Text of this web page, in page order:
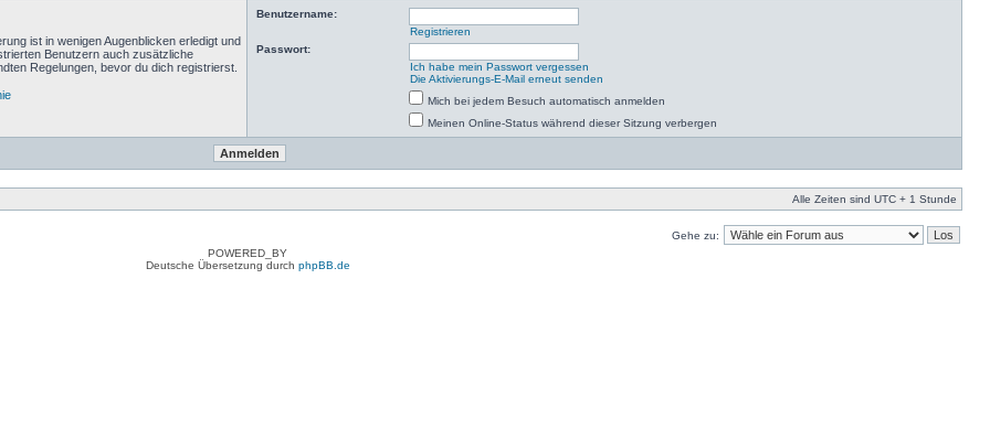
ist in wenigen Augenblicken erledigt und
Benutzern auch zusätzliche
Regelungen, bevor du dich registrierst.
Benutzername:
Registrieren
Passwort:
Ich habe mein Passwort vergessen
Die Aktivierungs-E-Mail erneut senden
Mich bei jedem Besuch automatisch anmelden
Meinen Online-Status während dieser Sitzung verbergen
Alle Zeiten sind UTC + 1 Stunde
Gehe zu:
POWERED_BY
Deutsche Übersetzung durch phpBB.de